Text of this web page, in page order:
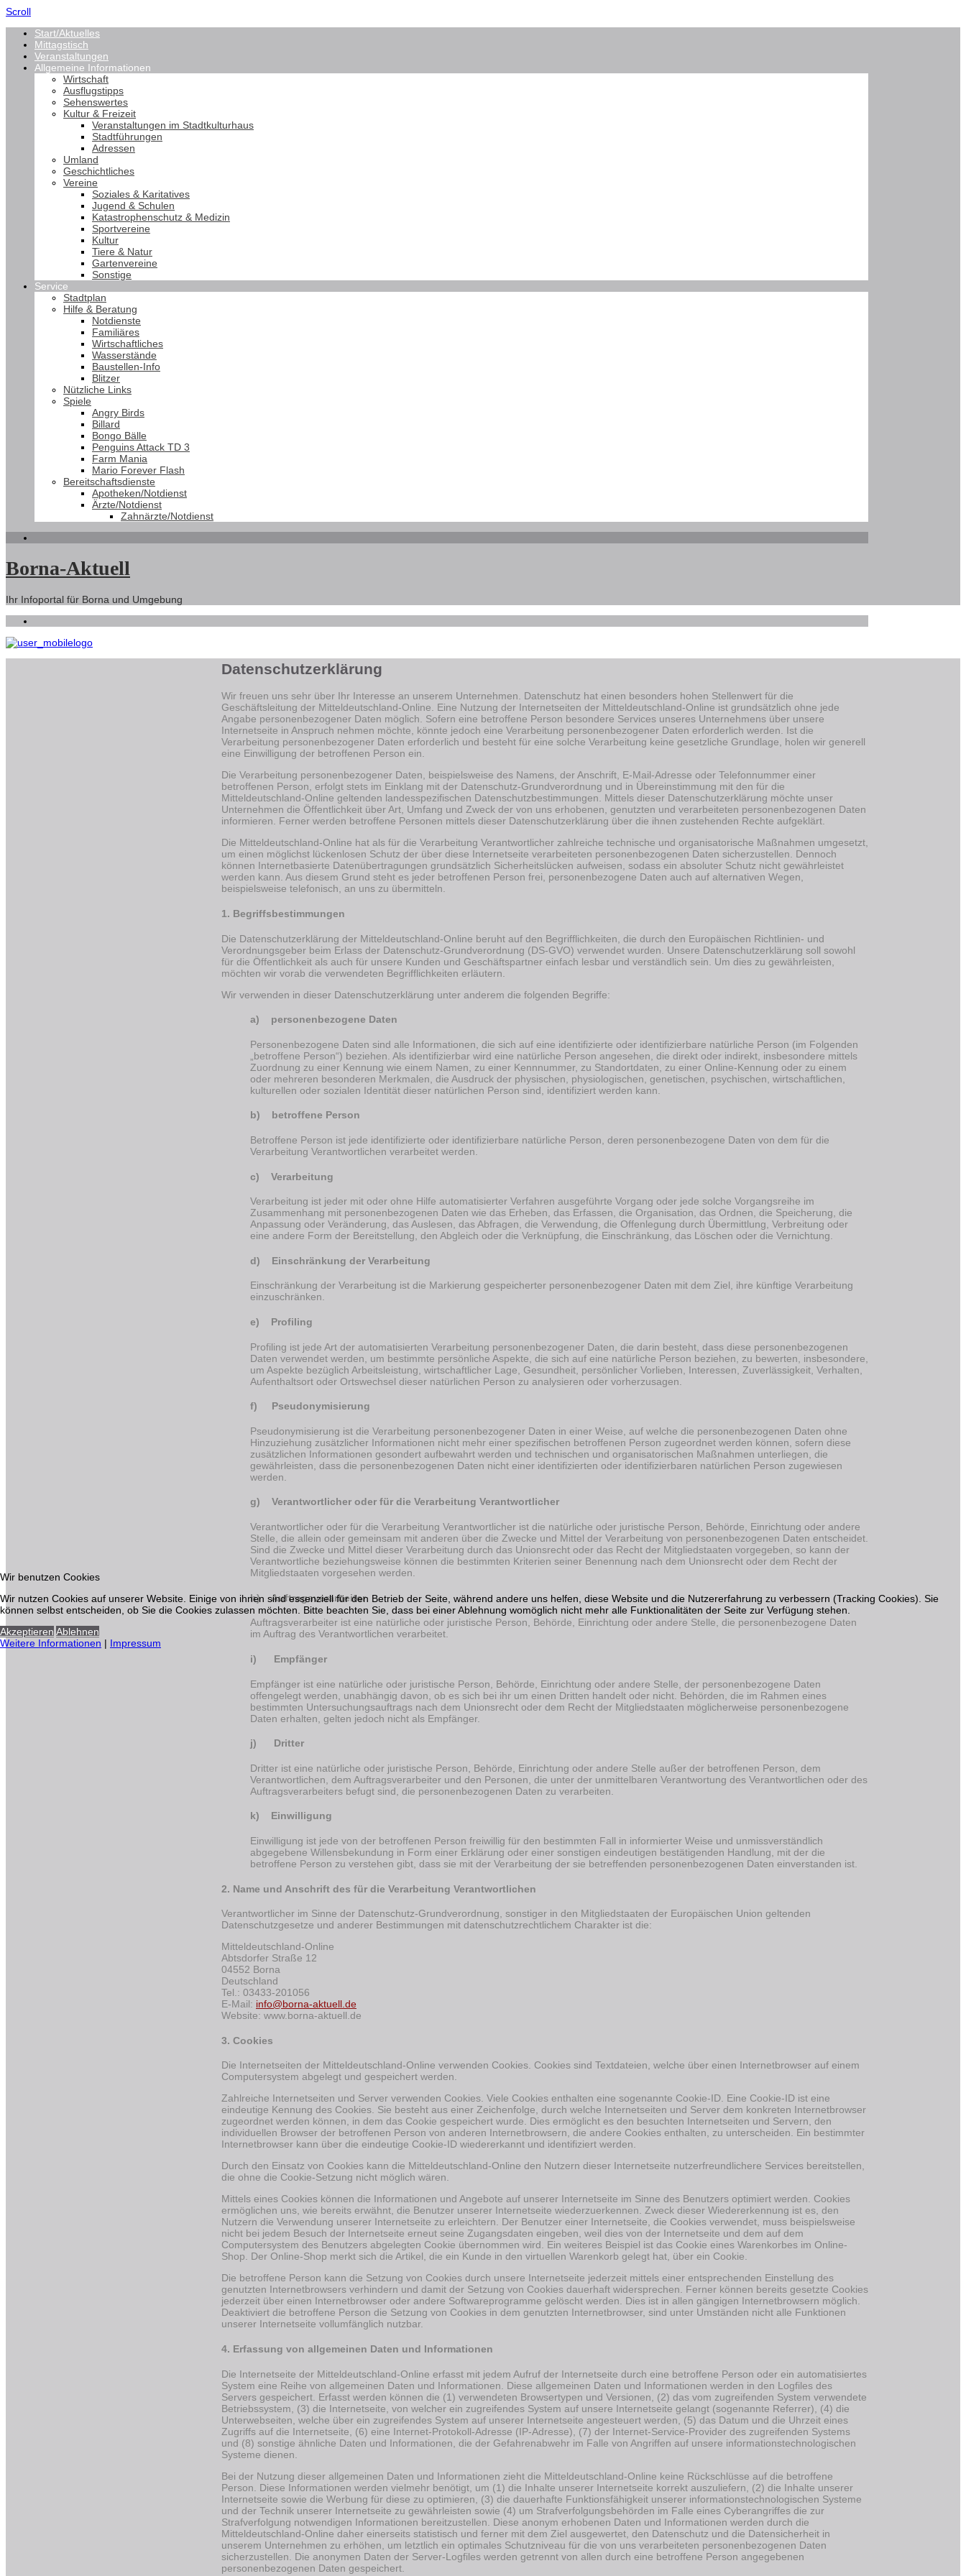
Scroll
Start/Aktuelles
Mittagstisch
Veranstaltungen
Allgemeine Informationen
Wirtschaft
Ausflugstipps
Sehenswertes
Kultur & Freizeit
Veranstaltungen im Stadtkulturhaus
Stadtführungen
Adressen
Umland
Geschichtliches
Vereine
Soziales & Karitatives
Jugend & Schulen
Katastrophenschutz & Medizin
Sportvereine
Kultur
Tiere & Natur
Gartenvereine
Sonstige
Service
Stadtplan
Hilfe & Beratung
Notdienste
Familiäres
Wirtschaftliches
Wasserstände
Baustellen-Info
Blitzer
Nützliche Links
Spiele
Angry Birds
Billard
Bongo Bälle
Penguins Attack TD 3
Farm Mania
Mario Forever Flash
Bereitschaftsdienste
Apotheken/Notdienst
Ärzte/Notdienst
Zahnärzte/Notdienst
Borna-Aktuell
Ihr Infoportal für Borna und Umgebung
Datenschutzerklärung
Wir freuen uns sehr über Ihr Interesse an unserem Unternehmen. Datenschutz hat einen besonders hohen Stellenwert für die
Geschäftsleitung der Mitteldeutschland-Online. Eine Nutzung der Internetseiten der Mitteldeutschland-Online ist grundsätzlich ohne jede
Angabe personenbezogener Daten möglich. Sofern eine betroffene Person besondere Services unseres Unternehmens über unsere
Internetseite in Anspruch nehmen möchte, könnte jedoch eine Verarbeitung personenbezogener Daten erforderlich werden. Ist die
Verarbeitung personenbezogener Daten erforderlich und besteht für eine solche Verarbeitung keine gesetzliche Grundlage, holen wir generell
eine Einwilligung der betroffenen Person ein.
Die Verarbeitung personenbezogener Daten, beispielsweise des Namens, der Anschrift, E-Mail-Adresse oder Telefonnummer einer
betroffenen Person, erfolgt stets im Einklang mit der Datenschutz-Grundverordnung und in Übereinstimmung mit den für die
Mitteldeutschland-Online geltenden landesspezifischen Datenschutzbestimmungen. Mittels dieser Datenschutzerklärung möchte unser
Unternehmen die Öffentlichkeit über Art, Umfang und Zweck der von uns erhobenen, genutzten und verarbeiteten personenbezogenen Daten
informieren. Ferner werden betroffene Personen mittels dieser Datenschutzerklärung über die ihnen zustehenden Rechte aufgeklärt.
Die Mitteldeutschland-Online hat als für die Verarbeitung Verantwortlicher zahlreiche technische und organisatorische Maßnahmen umgesetzt,
um einen möglichst lückenlosen Schutz der über diese Internetseite verarbeiteten personenbezogenen Daten sicherzustellen. Dennoch
können Internetbasierte Datenübertragungen grundsätzlich Sicherheitslücken aufweisen, sodass ein absoluter Schutz nicht gewährleistet
werden kann. Aus diesem Grund steht es jeder betroffenen Person frei, personenbezogene Daten auch auf alternativen Wegen,
beispielsweise telefonisch, an uns zu übermitteln.
1. Begriffsbestimmungen
Die Datenschutzerklärung der Mitteldeutschland-Online beruht auf den Begrifflichkeiten, die durch den Europäischen Richtlinien- und
Verordnungsgeber beim Erlass der Datenschutz-Grundverordnung (DS-GVO) verwendet wurden. Unsere Datenschutzerklärung soll sowohl
für die Öffentlichkeit als auch für unsere Kunden und Geschäftspartner einfach lesbar und verständlich sein. Um dies zu gewährleisten,
möchten wir vorab die verwendeten Begrifflichkeiten erläutern.
Wir verwenden in dieser Datenschutzerklärung unter anderem die folgenden Begriffe:
a) personenbezogene Daten
Personenbezogene Daten sind alle Informationen, die sich auf eine identifizierte oder identifizierbare natürliche Person (im Folgenden
„betroffene Person“) beziehen. Als identifizierbar wird eine natürliche Person angesehen, die direkt oder indirekt, insbesondere mittels
Zuordnung zu einer Kennung wie einem Namen, zu einer Kennnummer, zu Standortdaten, zu einer Online-Kennung oder zu einem
oder mehreren besonderen Merkmalen, die Ausdruck der physischen, physiologischen, genetischen, psychischen, wirtschaftlichen,
kulturellen oder sozialen Identität dieser natürlichen Person sind, identifiziert werden kann.
b) betroffene Person
Betroffene Person ist jede identifizierte oder identifizierbare natürliche Person, deren personenbezogene Daten von dem für die
Verarbeitung Verantwortlichen verarbeitet werden.
c) Verarbeitung
Verarbeitung ist jeder mit oder ohne Hilfe automatisierter Verfahren ausgeführte Vorgang oder jede solche Vorgangsreihe im
Zusammenhang mit personenbezogenen Daten wie das Erheben, das Erfassen, die Organisation, das Ordnen, die Speicherung, die
Anpassung oder Veränderung, das Auslesen, das Abfragen, die Verwendung, die Offenlegung durch Übermittlung, Verbreitung oder
eine andere Form der Bereitstellung, den Abgleich oder die Verknüpfung, die Einschränkung, das Löschen oder die Vernichtung.
d) Einschränkung der Verarbeitung
Einschränkung der Verarbeitung ist die Markierung gespeicherter personenbezogener Daten mit dem Ziel, ihre künftige Verarbeitung
einzuschränken.
e) Profiling
Profiling ist jede Art der automatisierten Verarbeitung personenbezogener Daten, die darin besteht, dass diese personenbezogenen
Daten verwendet werden, um bestimmte persönliche Aspekte, die sich auf eine natürliche Person beziehen, zu bewerten, insbesondere,
um Aspekte bezüglich Arbeitsleistung, wirtschaftlicher Lage, Gesundheit, persönlicher Vorlieben, Interessen, Zuverlässigkeit, Verhalten,
Aufenthaltsort oder Ortswechsel dieser natürlichen Person zu analysieren oder vorherzusagen.
f) Pseudonymisierung
Pseudonymisierung ist die Verarbeitung personenbezogener Daten in einer Weise, auf welche die personenbezogenen Daten ohne
Hinzuziehung zusätzlicher Informationen nicht mehr einer spezifischen betroffenen Person zugeordnet werden können, sofern diese
zusätzlichen Informationen gesondert aufbewahrt werden und technischen und organisatorischen Maßnahmen unterliegen, die
gewährleisten, dass die personenbezogenen Daten nicht einer identifizierten oder identifizierbaren natürlichen Person zugewiesen
werden.
g) Verantwortlicher oder für die Verarbeitung Verantwortlicher
Verantwortlicher oder für die Verarbeitung Verantwortlicher ist die natürliche oder juristische Person, Behörde, Einrichtung oder andere
Stelle, die allein oder gemeinsam mit anderen über die Zwecke und Mittel der Verarbeitung von personenbezogenen Daten entscheidet.
Sind die Zwecke und Mittel dieser Verarbeitung durch das Unionsrecht oder das Recht der Mitgliedstaaten vorgegeben, so kann der
Verantwortliche beziehungsweise können die bestimmten Kriterien seiner Benennung nach dem Unionsrecht oder dem Recht der
Mitgliedstaaten vorgesehen werden.
h) Auftragsverarbeiter
Auftragsverarbeiter ist eine natürliche oder juristische Person, Behörde, Einrichtung oder andere Stelle, die personenbezogene Daten
im Auftrag des Verantwortlichen verarbeitet.
i) Empfänger
Empfänger ist eine natürliche oder juristische Person, Behörde, Einrichtung oder andere Stelle, der personenbezogene Daten
offengelegt werden, unabhängig davon, ob es sich bei ihr um einen Dritten handelt oder nicht. Behörden, die im Rahmen eines
bestimmten Untersuchungsauftrags nach dem Unionsrecht oder dem Recht der Mitgliedstaaten möglicherweise personenbezogene
Daten erhalten, gelten jedoch nicht als Empfänger.
j) Dritter
Dritter ist eine natürliche oder juristische Person, Behörde, Einrichtung oder andere Stelle außer der betroffenen Person, dem
Verantwortlichen, dem Auftragsverarbeiter und den Personen, die unter der unmittelbaren Verantwortung des Verantwortlichen oder des
Auftragsverarbeiters befugt sind, die personenbezogenen Daten zu verarbeiten.
k) Einwilligung
Einwilligung ist jede von der betroffenen Person freiwillig für den bestimmten Fall in informierter Weise und unmissverständlich
abgegebene Willensbekundung in Form einer Erklärung oder einer sonstigen eindeutigen bestätigenden Handlung, mit der die
betroffene Person zu verstehen gibt, dass sie mit der Verarbeitung der sie betreffenden personenbezogenen Daten einverstanden ist.
2. Name und Anschrift des für die Verarbeitung Verantwortlichen
Verantwortlicher im Sinne der Datenschutz-Grundverordnung, sonstiger in den Mitgliedstaaten der Europäischen Union geltenden
Datenschutzgesetze und anderer Bestimmungen mit datenschutzrechtlichem Charakter ist die:
Mitteldeutschland-Online
Abtsdorfer Straße 12
04552 Borna
Deutschland
Tel.: 03433-201056
E-Mail: info@borna-aktuell.de
Website: www.borna-aktuell.de
3. Cookies
Die Internetseiten der Mitteldeutschland-Online verwenden Cookies. Cookies sind Textdateien, welche über einen Internetbrowser auf einem
Computersystem abgelegt und gespeichert werden.
Zahlreiche Internetseiten und Server verwenden Cookies. Viele Cookies enthalten eine sogenannte Cookie-ID. Eine Cookie-ID ist eine
eindeutige Kennung des Cookies. Sie besteht aus einer Zeichenfolge, durch welche Internetseiten und Server dem konkreten Internetbrowser
zugeordnet werden können, in dem das Cookie gespeichert wurde. Dies ermöglicht es den besuchten Internetseiten und Servern, den
individuellen Browser der betroffenen Person von anderen Internetbrowsern, die andere Cookies enthalten, zu unterscheiden. Ein bestimmter
Internetbrowser kann über die eindeutige Cookie-ID wiedererkannt und identifiziert werden.
Durch den Einsatz von Cookies kann die Mitteldeutschland-Online den Nutzern dieser Internetseite nutzerfreundlichere Services bereitstellen,
die ohne die Cookie-Setzung nicht möglich wären.
Mittels eines Cookies können die Informationen und Angebote auf unserer Internetseite im Sinne des Benutzers optimiert werden. Cookies
ermöglichen uns, wie bereits erwähnt, die Benutzer unserer Internetseite wiederzuerkennen. Zweck dieser Wiedererkennung ist es, den
Nutzern die Verwendung unserer Internetseite zu erleichtern. Der Benutzer einer Internetseite, die Cookies verwendet, muss beispielsweise
nicht bei jedem Besuch der Internetseite erneut seine Zugangsdaten eingeben, weil dies von der Internetseite und dem auf dem
Computersystem des Benutzers abgelegten Cookie übernommen wird. Ein weiteres Beispiel ist das Cookie eines Warenkorbes im Online-
Shop. Der Online-Shop merkt sich die Artikel, die ein Kunde in den virtuellen Warenkorb gelegt hat, über ein Cookie.
Die betroffene Person kann die Setzung von Cookies durch unsere Internetseite jederzeit mittels einer entsprechenden Einstellung des
genutzten Internetbrowsers verhindern und damit der Setzung von Cookies dauerhaft widersprechen. Ferner können bereits gesetzte Cookies
jederzeit über einen Internetbrowser oder andere Softwareprogramme gelöscht werden. Dies ist in allen gängigen Internetbrowsern möglich.
Deaktiviert die betroffene Person die Setzung von Cookies in dem genutzten Internetbrowser, sind unter Umständen nicht alle Funktionen
unserer Internetseite vollumfänglich nutzbar.
4. Erfassung von allgemeinen Daten und Informationen
Die Internetseite der Mitteldeutschland-Online erfasst mit jedem Aufruf der Internetseite durch eine betroffene Person oder ein automatisiertes
System eine Reihe von allgemeinen Daten und Informationen. Diese allgemeinen Daten und Informationen werden in den Logfiles des
Servers gespeichert. Erfasst werden können die (1) verwendeten Browsertypen und Versionen, (2) das vom zugreifenden System verwendete
Betriebssystem, (3) die Internetseite, von welcher ein zugreifendes System auf unsere Internetseite gelangt (sogenannte Referrer), (4) die
Unterwebseiten, welche über ein zugreifendes System auf unserer Internetseite angesteuert werden, (5) das Datum und die Uhrzeit eines
Zugriffs auf die Internetseite, (6) eine Internet-Protokoll-Adresse (IP-Adresse), (7) der Internet-Service-Provider des zugreifenden Systems
und (8) sonstige ähnliche Daten und Informationen, die der Gefahrenabwehr im Falle von Angriffen auf unsere informationstechnologischen
Systeme dienen.
Bei der Nutzung dieser allgemeinen Daten und Informationen zieht die Mitteldeutschland-Online keine Rückschlüsse auf die betroffene
Person. Diese Informationen werden vielmehr benötigt, um (1) die Inhalte unserer Internetseite korrekt auszuliefern, (2) die Inhalte unserer
Internetseite sowie die Werbung für diese zu optimieren, (3) die dauerhafte Funktionsfähigkeit unserer informationstechnologischen Systeme
und der Technik unserer Internetseite zu gewährleisten sowie (4) um Strafverfolgungsbehörden im Falle eines Cyberangriffes die zur
Strafverfolgung notwendigen Informationen bereitzustellen. Diese anonym erhobenen Daten und Informationen werden durch die
Mitteldeutschland-Online daher einerseits statistisch und ferner mit dem Ziel ausgewertet, den Datenschutz und die Datensicherheit in
unserem Unternehmen zu erhöhen, um letztlich ein optimales Schutzniveau für die von uns verarbeiteten personenbezogenen Daten
sicherzustellen. Die anonymen Daten der Server-Logfiles werden getrennt von allen durch eine betroffene Person angegebenen
personenbezogenen Daten gespeichert.
Wir benutzen Cookies
Wir nutzen Cookies auf unserer Website. Einige von ihnen sind essenziell für den Betrieb der Seite, während andere uns helfen, diese Website und die Nutzererfahrung zu verbessern (Tracking Cookies). Sie
können selbst entscheiden, ob Sie die Cookies zulassen möchten. Bitte beachten Sie, dass bei einer Ablehnung womöglich nicht mehr alle Funktionalitäten der Seite zur Verfügung stehen.
Akzeptieren Ablehnen
Weitere Informationen | Impressum